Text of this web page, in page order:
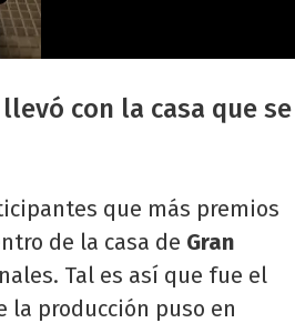
con la casa que se
que más premios
de la casa de Gran
Tal es así que fue el
la producción puso en